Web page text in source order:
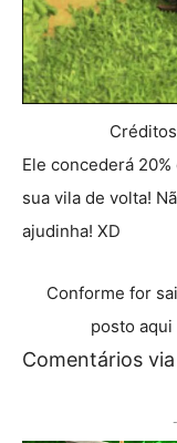
Ele concederá
sua vila de volta!
ajudinha! XD
Conforme for
posto
Comentários